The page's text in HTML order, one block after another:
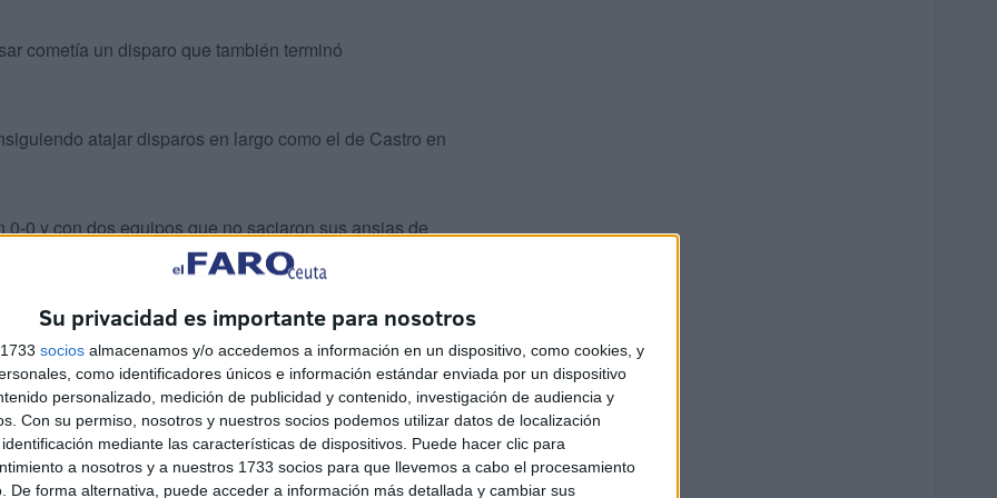
Su privacidad es importante para nosotros
socios almacenamos y/o accedemos a información en un dispositivo, como cookies, y
como identificadores únicos e información estándar enviada por un dispositivo
personalizado, medición de publicidad y contenido, investigación de audiencia y
Con su permiso, nosotros y nuestros socios podemos utilizar datos de localización
mediante las características de dispositivos. Puede hacer clic para
a nosotros y a nuestros 1733 socios para que llevemos a cabo el procesamiento
De forma alternativa, puede acceder a información más detallada y cambiar sus
cometía un disparo que también terminó
atajar disparos en largo como el de Castro en
0 y con dos equipos que no saciaron sus ansias de
38 para Alain, quien tras una acción clara concedió
de Jinjolava salió muy desviado por el primer palo.